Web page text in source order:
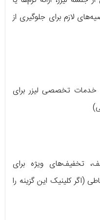
لازم برای جلوگیری از
خدمات تخصصی لیزر برای
تخفیف‌های ویژه برای
(اگر کلینیک این گزینه را